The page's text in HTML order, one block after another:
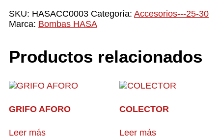
SKU: HASACC0003 Categoría: Accesorios---25-30
Marca: Bombas HASA
Productos relacionados
GRIFO AFORO
Leer más
COLECTOR
Leer más